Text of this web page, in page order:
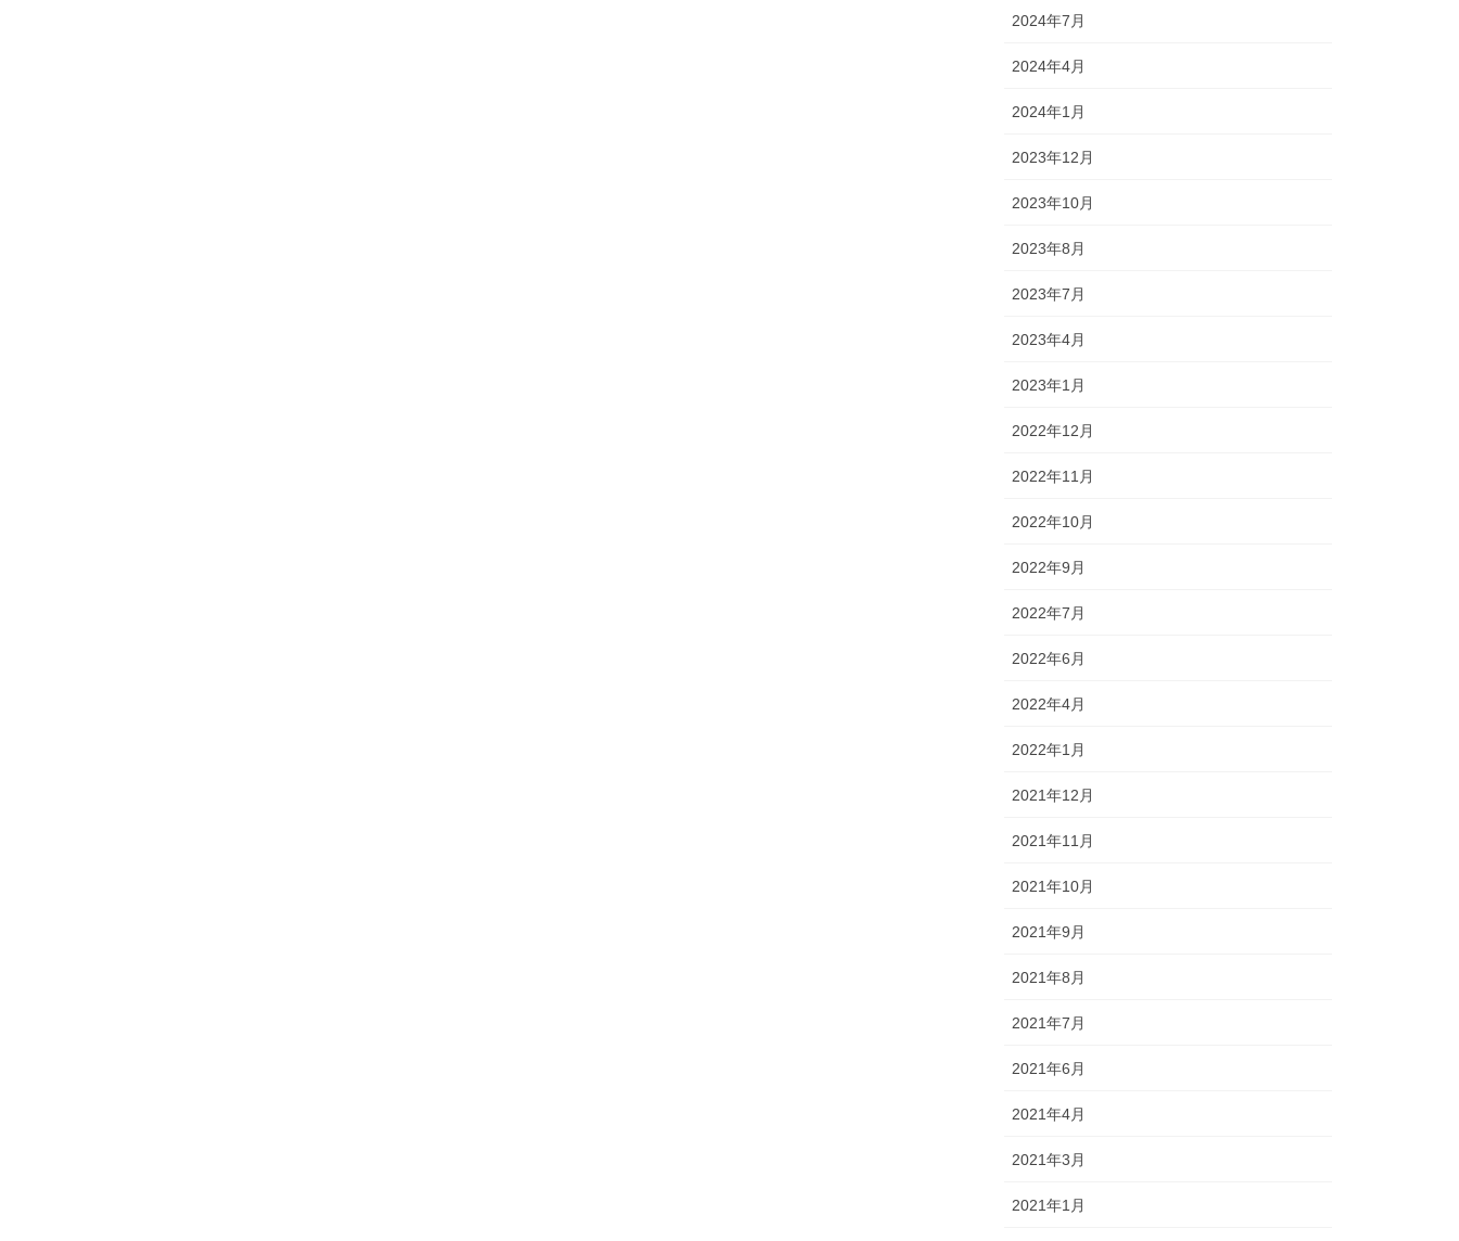
2024年7月
2024年4月
2024年1月
2023年12月
2023年10月
2023年8月
2023年7月
2023年4月
2023年1月
2022年12月
2022年11月
2022年10月
2022年9月
2022年7月
2022年6月
2022年4月
2022年1月
2021年12月
2021年11月
2021年10月
2021年9月
2021年8月
2021年7月
2021年6月
2021年4月
2021年3月
2021年1月